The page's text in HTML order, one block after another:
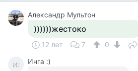
Александр Мультон
))))))жестоко
12 лет 7 0
И: Инга :)